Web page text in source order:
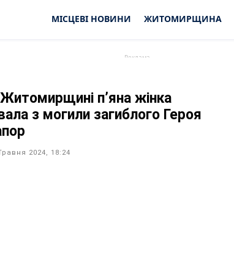
МІСЦЕВІ НОВИНИ ЖИТОМИРЩИНА
п’яна жінка
з могили загиблого Героя
2024, 18:24